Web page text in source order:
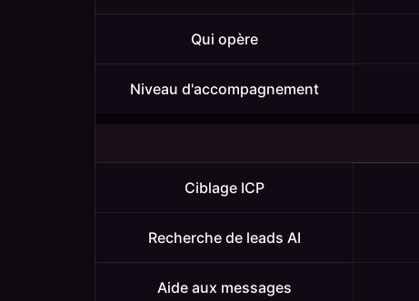
Qui opère
Niveau d'accompagnement
Ciblage ICP
Recherche de leads AI
Aide aux messages